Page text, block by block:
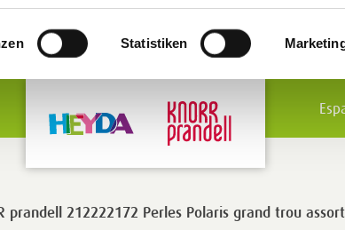
Statistiken
prandell 212222172 Perles Polaris grand trou